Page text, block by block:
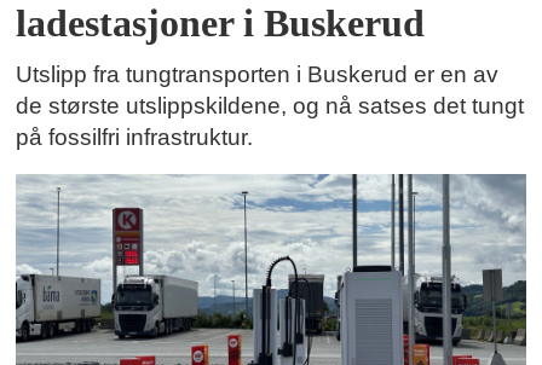
ladestasjoner i Buskerud
Utslipp fra tungtransporten i Buskerud er en av
de største utslippskildene, og nå satses det tungt
på fossilfri infrastruktur.